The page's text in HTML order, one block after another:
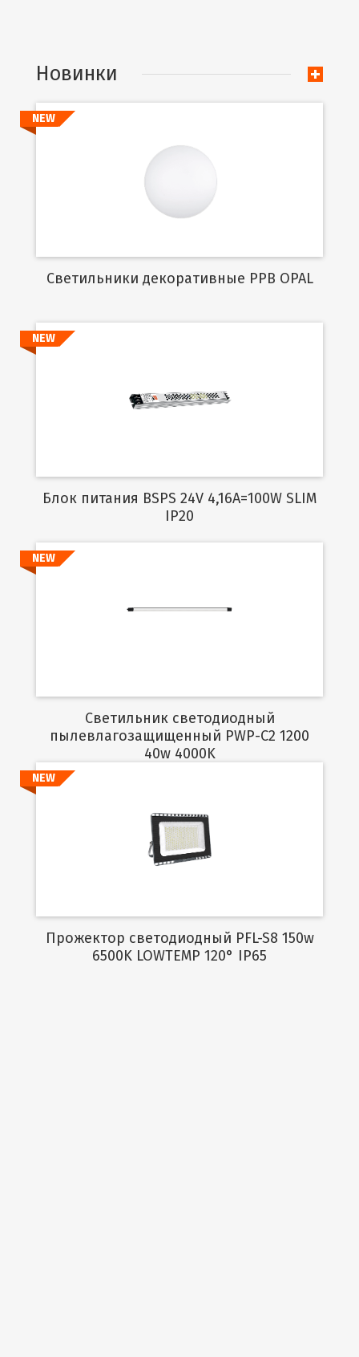
Новинки
NEW
Cветильники декоративные PPB OPAL
Подробнее
NEW
Блок питания BSPS 24V 4,16A=100W SLIM
IP20
NEW
Светильник светодиодный
пылевлагозащищенный PWP-C2 1200
40w 4000K
Подробнее
NEW
Прожектор светодиодный PFL-S8 150w
6500K LOWTEMP 120° IP65